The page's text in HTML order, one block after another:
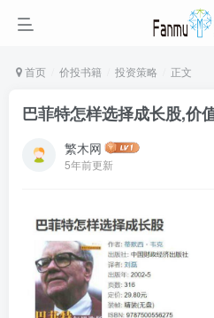
首页 价投书籍 投资策略 正文
巴菲特怎样选择成长股,价
繁木网
5年前更新